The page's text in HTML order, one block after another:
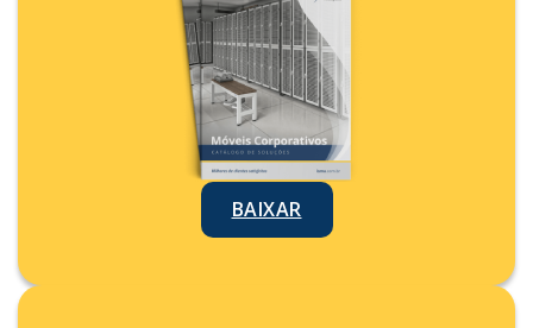
BAIXAR